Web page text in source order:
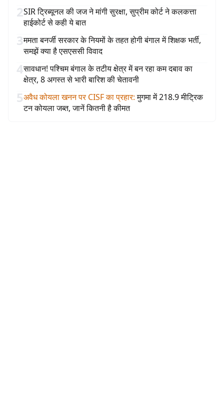
2SIR ट्रिब्यूनल की जज ने मांगी सुरक्षा, सुप्रीम कोर्ट ने कलकत्ता
हाईकोर्ट से कही ये बात
3ममता बनर्जी सरकार के नियमों के तहत होगी बंगाल में शिक्षक भर्ती,
समझें क्या है एसएससी विवाद
4सावधान! पश्चिम बंगाल के तटीय क्षेत्र में बन रहा कम दबाव का
क्षेत्र, 8 अगस्त से भारी बारिश की चेतावनी
5अवैध कोयला खनन पर CISF का प्रहार: मुगमा में 218.9 मीट्रिक
टन कोयला जब्त, जानें कितनी है कीमत